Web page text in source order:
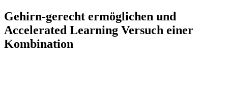
Gehirn-gerecht ermöglichen und
Accelerated Learning Versuch einer
Kombination